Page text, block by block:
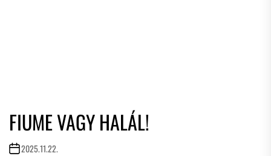
FIUME VAGY HALÁL!
2025.11.22.